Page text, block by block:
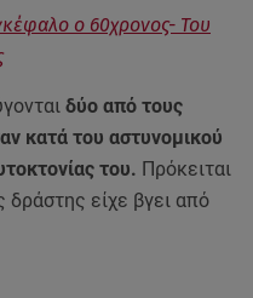
ο 60χρονος- Του
δύο από τους
κατά του αστυνομικού
του. Πρόκειται
δράστης είχε βγει από